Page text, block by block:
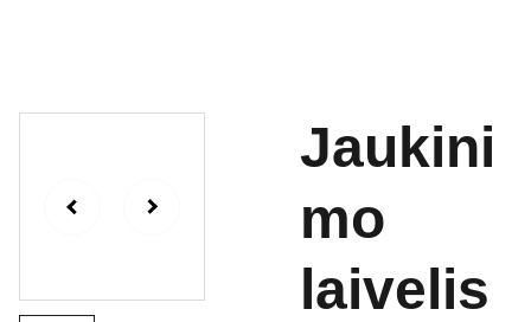
Jaukini
mo
laivelis